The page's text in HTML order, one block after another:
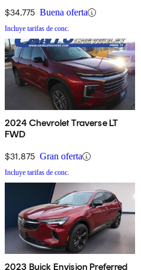
$34,775 Buena oferta
Incluye tarifas de conc.
2024 Chevrolet Traverse LT
FWD
$31,875 Gran oferta
Incluye tarifas de conc.
2023 Buick Envision Preferred